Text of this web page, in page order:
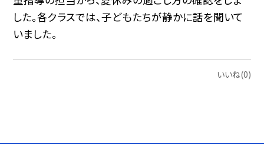
した。各クラスでは、子どもたちが静かに話を聞いて
いました。
いいね(0)